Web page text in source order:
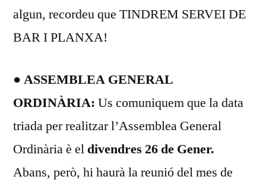
algun, recordeu que TINDREM SERVEI DE
BAR I PLANXA!
● ASSEMBLEA GENERAL
ORDINÀRIA: Us comuniquem que la data
triada per realitzar l’Assemblea General
Ordinària è el divendres 26 de Gener.
Abans, però, hi haurà la reunió del mes de